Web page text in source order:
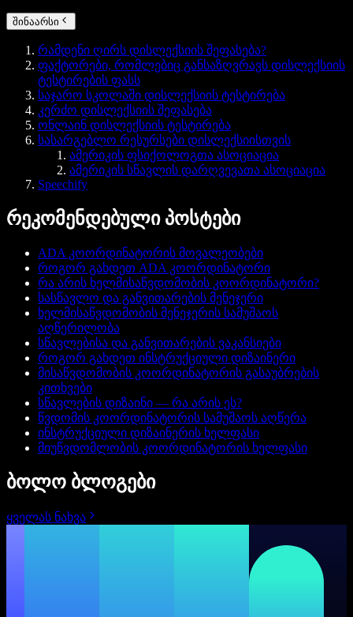
შინაარსი
რამდენი ღირს დისლექსიის შეფასება?
ფაქტორები, რომლებიც განსაზღვრავს დისლექსიის
ტესტირების ფასს
საჯარო სკოლაში დისლექსიის ტესტირება
კერძო დისლექსიის შეფასება
ონლაინ დისლექსიის ტესტირება
სასარგებლო რესურსები დისლექსიისთვის
ამერიკის ფსიქოლოგთა ასოციაცია
ამერიკის სწავლის დარღვევათა ასოციაცია
Speechify
რეკომენდებული პოსტები
ADA კოორდინატორის მოვალეობები
როგორ გახდეთ ADA კოორდინატორი
რა არის ხელმისაწვდომობის კოორდინატორი?
სასწავლო და განვითარების მენეჯერი
ხელმისაწვდომობის მენეჯერის სამუშაოს
აღწერილობა
სწავლებისა და განვითარების ვაკანსიები
როგორ გახდეთ ინსტრუქციული დიზაინერი
მისაწვდომობის კოორდინატორის გასაუბრების
კითხვები
სწავლების დიზაინი — რა არის ეს?
წვდომის კოორდინატორის სამუშაოს აღწერა
ინსტრუქციული დიზაინერის ხელფასი
მიუწვდომლობის კოორდინატორის ხელფასი
ბოლო ბლოგები
ყველას ნახვა